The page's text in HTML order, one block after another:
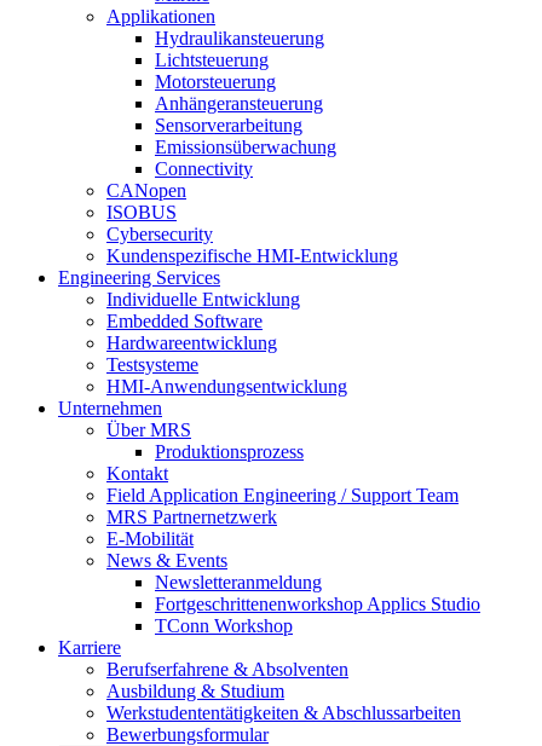
Applikationen
Hydraulikansteuerung
Lichtsteuerung
Motorsteuerung
Anhängeransteuerung
Sensorverarbeitung
Emissionsüberwachung
Connectivity
CANopen
ISOBUS
Cybersecurity
Kundenspezifische HMI-Entwicklung
Engineering Services
Individuelle Entwicklung
Embedded Software
Hardwareentwicklung
Testsysteme
HMI-Anwendungsentwicklung
Unternehmen
Über MRS
Produktionsprozess
Kontakt
Field Application Engineering / Support Team
MRS Partnernetzwerk
E-Mobilität
News & Events
Newsletteranmeldung
Fortgeschrittenenworkshop Applics Studio
TConn Workshop
Karriere
Berufserfahrene & Absolventen
Ausbildung & Studium
Werkstudententätigkeiten & Abschlussarbeiten
Bewerbungsformular